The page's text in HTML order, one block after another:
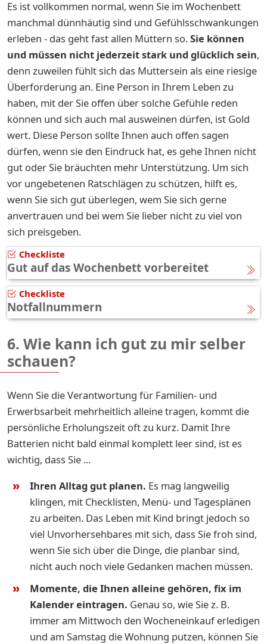
Es ist vollkommen normal, wenn Sie im Wochenbett
manchmal dünnhäutig sind und Gefühlsschwankungen
erleben - das geht fast allen Müttern so.Sie können
und müssen nicht jederzeit stark und glücklich sein,
denn zuweilen fühlt sich das Muttersein als eine riesige
Überforderung an. Eine Person in Ihrem Leben zu
haben, mit der Sie offen über solche Gefühle reden
können und sich auch mal ausweinen dürfen, ist Gold
wert. Diese Person sollte Ihnen auch offen sagen
dürfen, wenn sie den Eindruck hat, es gehe Ihnen nicht
gut oder Sie bräuchten mehr Unterstützung. Um sich
vor ungebetenen Ratschlägen zu schützen, hilft es,
wenn Sie sich gut überlegen, wem Sie sich gerne
anvertrauen und bei wem Sie lieber nicht zu viel von
sich preisgeben.
Checkliste
Gut auf das Wochenbett vorbereitet
Checkliste
Notfallnummern
6. Wie kann ich gut zu mir selber
schauen?
Wenn Sie die Verantwortung für Familien- und
Erwerbsarbeit mehrheitlich alleine tragen, kommt die
persönliche Erholungszeit oft zu kurz. Damit Ihre
Batterien nicht bald einmal komplett leer sind, ist es
wichtig, dass Sie ...
Ihren Alltag gut planen. Es mag langweilig
klingen, mit Checklisten, Menü- und Tagesplänen
zu arbeiten. Das Leben mit Kind bringt jedoch so
viel Unvorhersehbares mit sich, dass Sie froh sind,
wenn Sie sich über die Dinge, die planbar sind,
nicht auch noch viele Gedanken machen müssen.
Momente, die Ihnen alleine gehören, fix im
Kalender eintragen. Genau so, wie Sie z. B.
immer am Mittwoch den Wocheneinkauf erledigen
und am Samstag die Wohnung putzen, können Sie